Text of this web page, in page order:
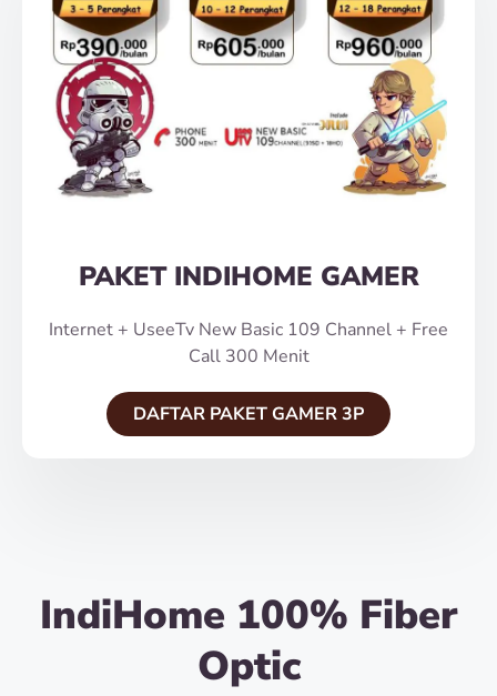
PAKET INDIHOME GAMER
Internet + UseeTv New Basic 109 Channel + Free
Call 300 Menit
DAFTAR PAKET GAMER 3P
IndiHome 100% Fiber
Optic